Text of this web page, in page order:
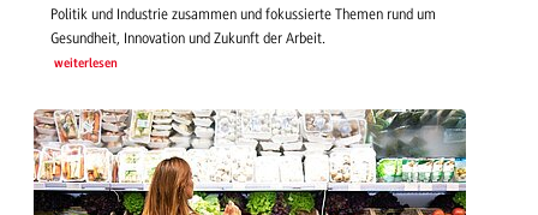
Politik und Industrie zusammen und fokussierte Themen rund um
Gesundheit, Innovation und Zukunft der Arbeit.
weiterlesen